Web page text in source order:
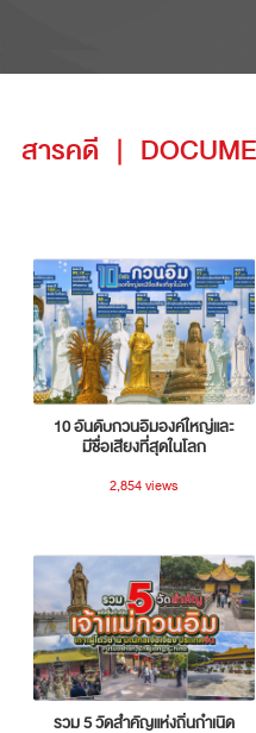
สารคดี |
10 อันดับกวนอิมองค์ใหญ่และ
มีชื่อเสียงที่สุดในโลก
2,854 views
รวม 5 วัดสำคัญแห่งถิ่นกำเนิด